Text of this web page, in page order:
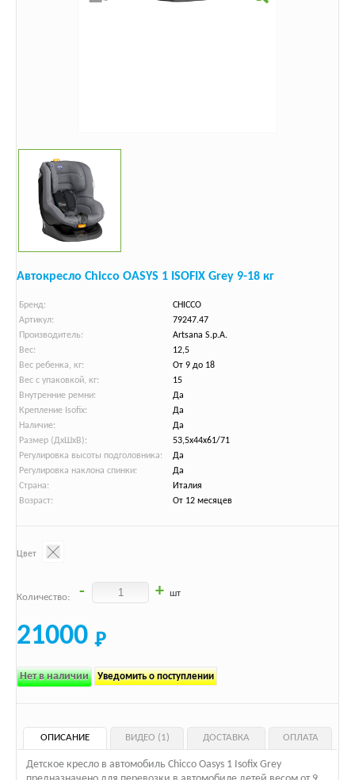
Автокресло Chicco OASYS 1 ISOFIX Grey 9-18 кг
Бренд:
CHICCO
Артикул:
79247.47
Производитель:
Artsana S.p.A.
Вес:
12,5
Вес ребенка, кг:
От 9 до 18
Вес с упаковкой, кг:
15
Внутренние ремни:
Да
Крепление Isofix:
Да
Наличие:
Да
Размер (ДхШхВ):
53,5х44х61/71
Регулировка высоты подголовника:
Да
Регулировка наклона спинки:
Да
Страна:
Италия
Возраст:
От 12 месяцев
Цвет
Количество: - + шт
21000
Нет в наличии Уведомить о поступлении
ОПИСАНИЕ ВИДЕО (1) ДОСТАВКА ОПЛАТА
Детское кресло в автомобиль Сhicco Oasys 1 Isofix Grey